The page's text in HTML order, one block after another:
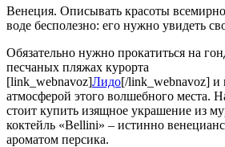
Венеция. Описывать красоты всемирно
воде бесполезно: его нужно увидеть
Обязательно нужно прокатиться на
песчаных пляжах курорта
[link_webnavoz]Лидо[/link_webnavoz] и
атмосферой этого волшебного места.
стоит купить изящное украшение из
коктейль «Bellini» – истинно
ароматом персика.